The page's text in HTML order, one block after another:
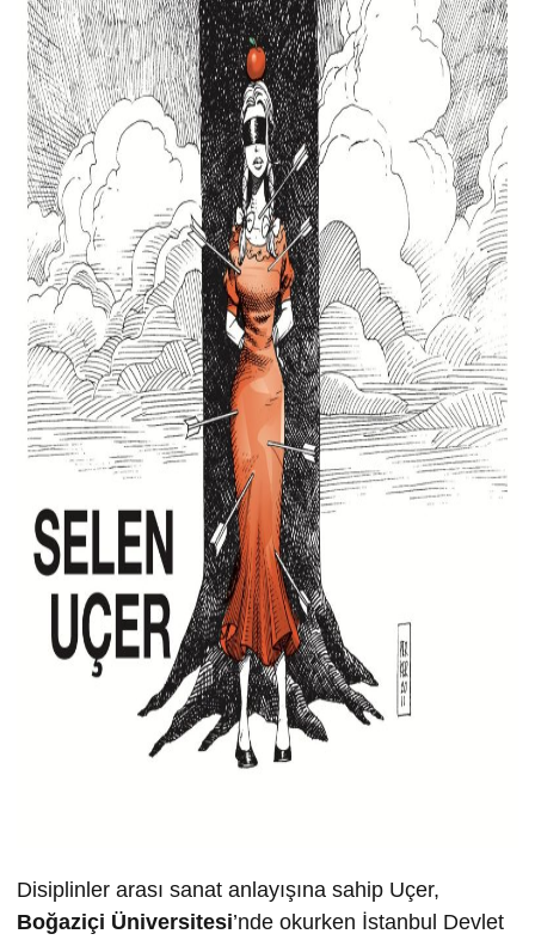
Disiplinler arası sanat anlayışına sahip Uçer,
Boğaziçi Üniversitesi’nde okurken İstanbul Devlet